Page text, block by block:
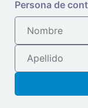
Persona de